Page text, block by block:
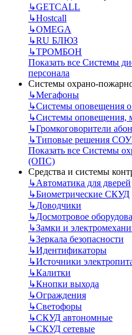
↳GETCALL
↳Hostcall
↳OMEGA
↳RU БЛЮЗ
↳ТРОМБОН
Показать все Системы
персонала
Системы охрано-
↳Мегафоны
↳Системы оповещения
↳Системы оповещения,
↳Громкоговорители
↳Типовые решения
Показать все Системы
(ОПС)
Средства и системы
↳Автоматика для дверей
↳Биометрические СКУД
↳Доводчики
↳Досмотровое
↳Замки и
↳Зеркала безопасности
↳Идентификаторы
↳Источники
↳Калитки
↳Кнопки выхода
↳Ограждения
↳Светофоры
↳СКУД автономные
↳СКУД сетевые